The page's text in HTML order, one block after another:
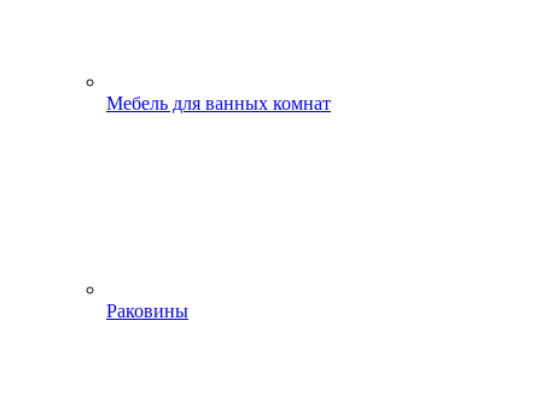
Мебель для ванных комнат
Раковины